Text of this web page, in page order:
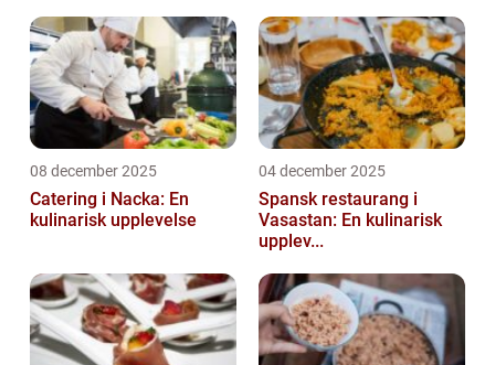
08 december 2025
Catering i Nacka: En
kulinarisk upplevelse
04 december 2025
Spansk restaurang i
Vasastan: En kulinarisk
upplev...